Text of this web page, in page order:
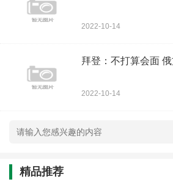
2022-10-14
拜登：不打算会面
2022-10-14
精品推荐